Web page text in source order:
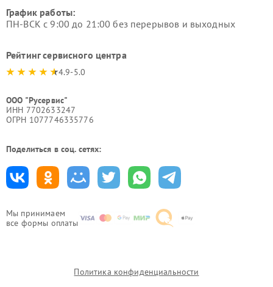
Мы принимаем
все формы оплаты
График работы:
ПН-ВСК с 9:00 до 21:00 без перерывов и выходных
Рейтинг сервисного центра
4.9-5.0
ООО "Русервис"
ИНН 7702633247
ОГРН 1077746335776
Поделиться в соц. сетях:
Политика конфиденциальности